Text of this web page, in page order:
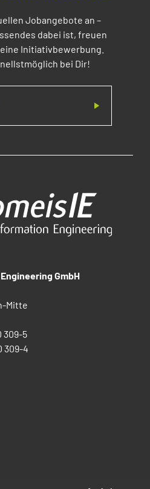
Jobangebote an –
dabei ist, freuen
Initiativbewerbung.
bei Dir!
GmbH
Mitte
309-5
309-4